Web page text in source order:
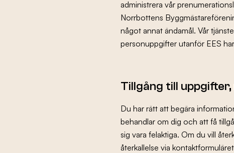
administrera vår
Norrbottens
något annat ändamål. Vår
personuppgifter utanför EES
Tillgång till
Du har rätt att begära
behandlar om dig och att få
sig vara felaktiga. Om du vill
återkallelse via